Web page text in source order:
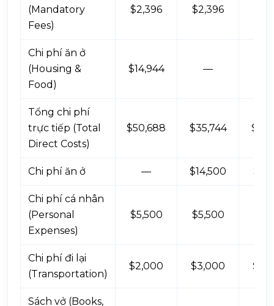
(Mandatory
Fees)
$2,396 $2,396
Chi phí ăn ở
(Housing &
Food)
$14,944 —
Tổng chi phí
trực tiếp (Total
Direct Costs)
$50,688 $35,744
Chi phí ăn ở — $14,500
Chi phí cá nhân
(Personal
Expenses)
$5,500 $5,500
Chi phí đi lại
(Transportation)
$2,000 $3,000
Sách vở (Books,